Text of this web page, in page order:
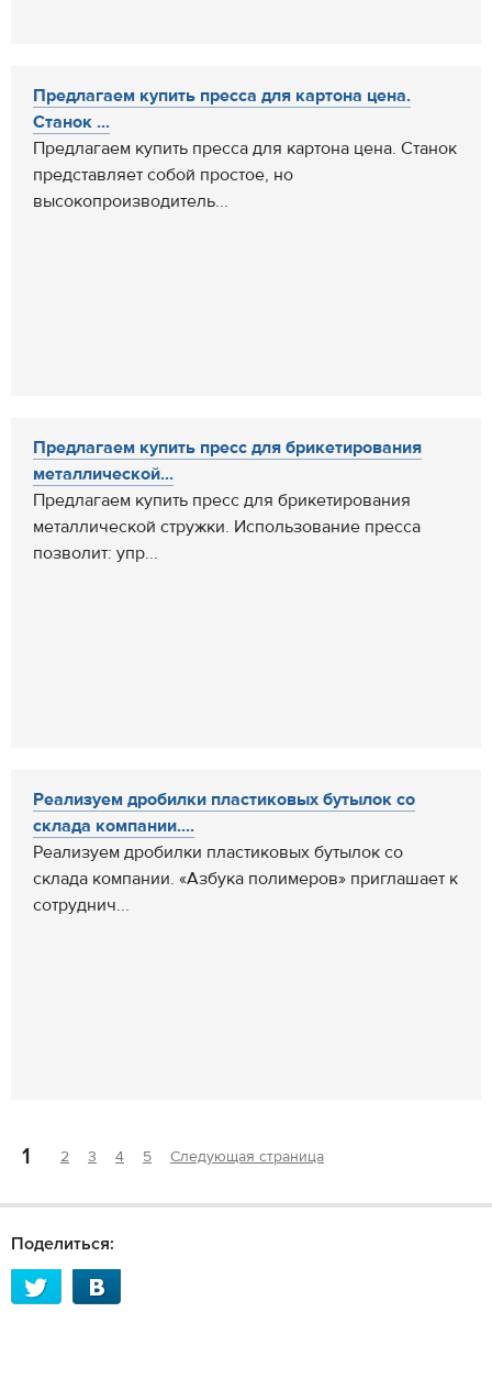
Предлагаем купить пресса для картона цена.
Станок ...
Предлагаем купить пресса для картона цена. Станок
представляет собой простое, но
высокопроизводитель...
Предлагаем купить пресс для брикетирования
металлической...
Предлагаем купить пресс для брикетирования
металлической стружки. Использование пресса
позволит: упр...
Реализуем дробилки пластиковых бутылок со
склада компании....
Реализуем дробилки пластиковых бутылок со
склада компании. «Азбука полимеров» приглашает к
сотруднич...
1 2 3 4 5 Следующая страница
Поделиться: